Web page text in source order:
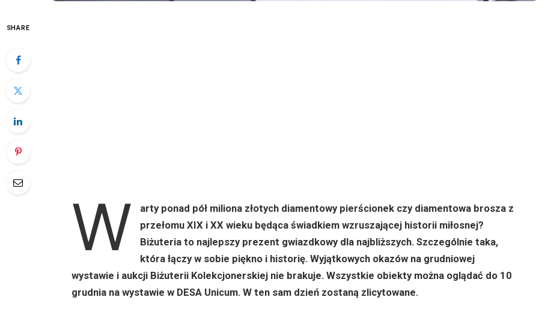
SHARE
W
arty ponad pół miliona złotych diamentowy pierścionek czy diamentowa brosza z
przełomu XIX i XX wieku będąca świadkiem wzruszającej historii miłosnej?
Biżuteria to najlepszy prezent gwiazdkowy dla najbliższych. Szczególnie taka,
która łączy w sobie piękno i historię. Wyjątkowych okazów na grudniowej
wystawie i aukcji Biżuterii Kolekcjonerskiej nie brakuje. Wszystkie obiekty można oglądać do 10
grudnia na wystawie w DESA Unicum. W ten sam dzień zostaną zlicytowane.